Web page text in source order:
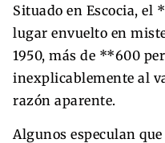
Situado en Escocia, el
lugar envuelto en
1950, más de **600
inexplicablemente al
razón aparente.
Algunos especulan